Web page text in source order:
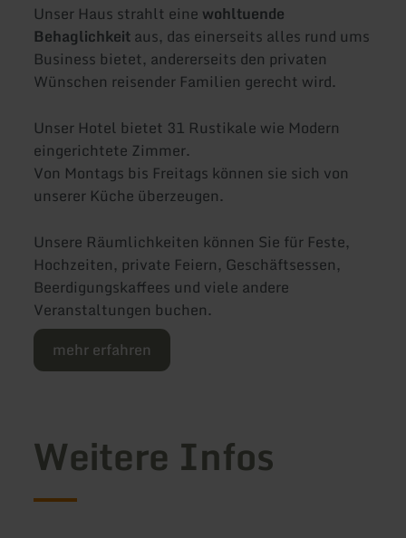
Unser Haus strahlt eine wohltuende
Behaglichkeitaus, das einerseits alles rund ums
Business bietet, andererseits den privaten
Wünschen reisender Familien gerecht wird.
Unser Hotel bietet 31 Rustikale wie Modern
eingerichtete Zimmer.
Von Montags bis Freitags können sie sich von
unserer Küche überzeugen.
Unsere Räumlichkeiten können Sie für Feste,
Hochzeiten, private Feiern, Geschäftsessen,
Beerdigungskaffees und viele andere
Veranstaltungen buchen.
mehr erfahren
Weitere Infos